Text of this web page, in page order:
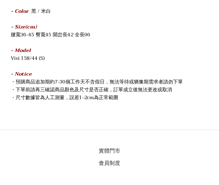
- Color 黑 / 米白
- Size(cm)
腰寬36-45 臀寬45 開岔長42全長96
- Model
Vivi158/44 (S)
- Notice
・ 預購商品追加期約7-30個工作天不含假日，無法等待或猶豫期需求者請勿下單
・ 下單前請再三確認商品顏色及尺寸是否正確，訂單成立後無法更改或取消
・ 尺寸數據皆為人工測量，誤差1-2cm為正常範圍
實體門市
會員制度